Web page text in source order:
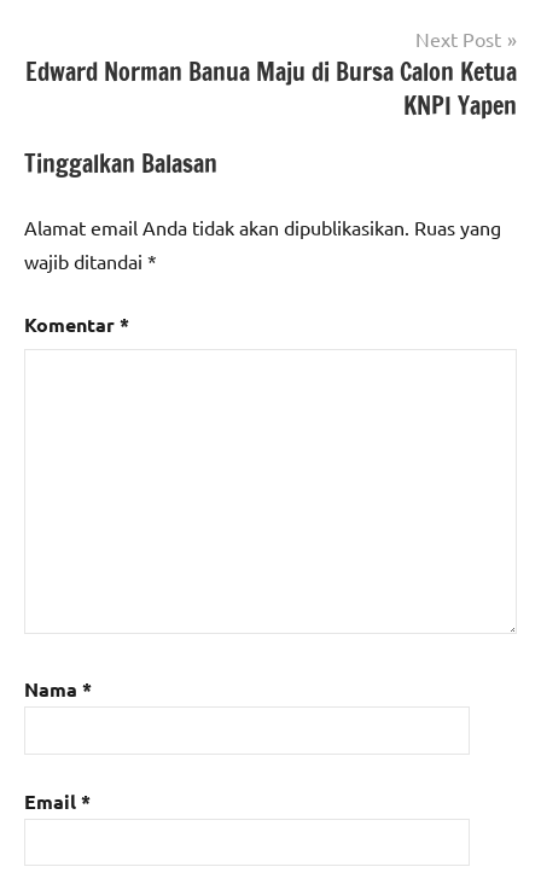
Next Post
Edward Norman Banua Maju di Bursa Calon Ketua
KNPI Yapen
Tinggalkan Balasan
Alamat email Anda tidak akan dipublikasikan. Ruas yang
wajib ditandai *
Komentar*
Nama *
Email*